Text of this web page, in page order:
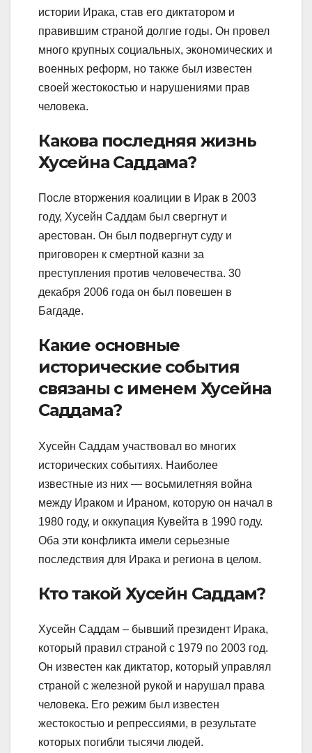
истории Ирака, став его диктатором и
правившим страной долгие годы. Он провел
много крупных социальных, экономических и
военных реформ, но также был известен
своей жестокостью и нарушениями прав
человека.
Какова последняя жизнь
Хусейна Саддама?
После вторжения коалиции в Ирак в 2003
году, Хусейн Саддам был свергнут и
арестован. Он был подвергнут суду и
приговорен к смертной казни за
преступления против человечества. 30
декабря 2006 года он был повешен в
Багдаде.
Какие основные
исторические события
связаны с именем Хусейна
Саддама?
Хусейн Саддам участвовал во многих
исторических событиях. Наиболее
известные из них — восьмилетняя война
между Ираком и Ираном, которую он начал в
1980 году, и оккупация Кувейта в 1990 году.
Оба эти конфликта имели серьезные
последствия для Ирака и региона в целом.
Кто такой Хусейн Саддам?
Хусейн Саддам – бывший президент Ирака,
который правил страной с 1979 по 2003 год.
Он известен как диктатор, который управлял
страной с железной рукой и нарушал права
человека. Его режим был известен
жестокостью и репрессиями, в результате
которых погибли тысячи людей.